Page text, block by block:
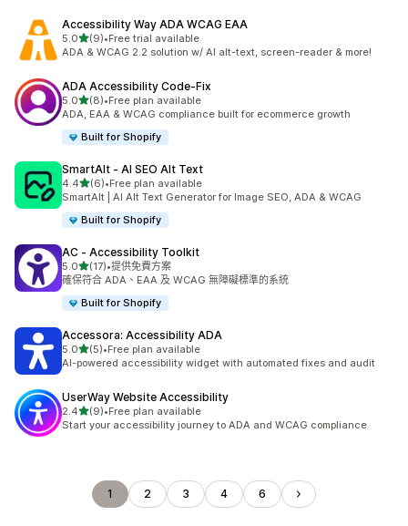
Accessibility Way ADA WCAG EAA
5.0滿分 5 顆星
(9)
共有 9 則評價
•Free trial available
ADA & WCAG 2.2 solution w/ AI alt-text, screen-reader & more!
ADA Accessibility Code‑Fix
5.0滿分 5 顆星
(8)
共有 8 則評價
•Free plan available
ADA, EAA & WCAG compliance built for ecommerce growth
Built for Shopify
SmartAlt ‑ AI SEO Alt Text
4.4滿分 5 顆星
(6)
共有 6 則評價
•Free plan available
SmartAlt | AI Alt Text Generator for Image SEO, ADA & WCAG
Built for Shopify
AC ‑ Accessibility Toolkit
5.0滿分 5 顆星
(17)
共有 17 則評價
•提供免費方案
確保符合 ADA、EAA 及 WCAG 無障礙標準的系統
Built for Shopify
Accessora: Accessibility ADA
5.0滿分 5 顆星
(5)
共有 5 則評價
•Free plan available
AI-powered accessibility widget with automated fixes and audit
UserWay Website Accessibility
2.4滿分 5 顆星
(9)
共有 9 則評價
•Free plan available
Start your accessibility journey to ADA and WCAG compliance
1 2 3 4 6